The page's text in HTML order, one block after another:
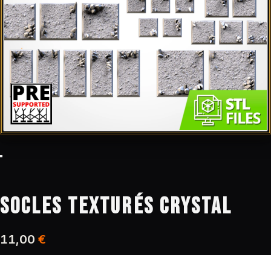
SOCLES TEXTURÉS CRYSTAL
11,00 €